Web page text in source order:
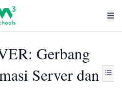
Gerbang
Server dan